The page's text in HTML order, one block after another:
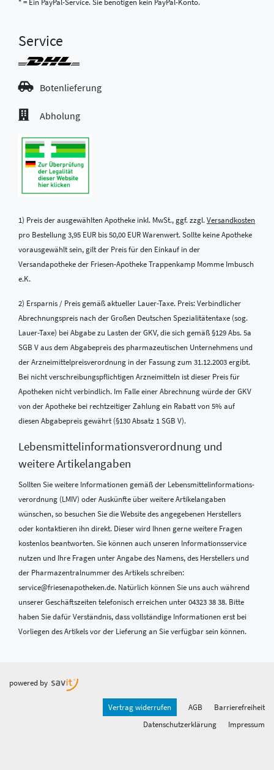
Service
Botenlieferung
Abholung
1) Preis der ausgewählten Apotheke inkl. MwSt., ggf. zzgl.Versandkosten
pro Bestellung 3,95 EUR bis 50,00 EUR Warenwert. Sollte keine Apotheke
vorausgewählt sein, gilt der Preis für den Einkauf in der
Versandapotheke der Friesen-Apotheke Trappenkamp Momme Imbusch
e.K.
2) Ersparnis / Preis gemäß aktueller Lauer-Taxe. Preis: Verbindlicher
Abrechnungspreis nach der Großen Deutschen Spezialitätentaxe (sog.
Lauer-Taxe) bei Abgabe zu Lasten der GKV, die sich gemäß §129 Abs. 5a
SGB V aus dem Abgabepreis des pharmazeutischen Unternehmens und
der Arzneimittelpreisverordnung in der Fassung zum 31.12.2003 ergibt.
Bei nicht verschreibungspflichtigen Arzneimitteln ist dieser Preis für
Apotheken nicht verbindlich. Im Falle einer Abrechnung würde der GKV
von der Apotheke bei rechtzeitiger Zahlung ein Rabatt von 5% auf
diesen Abgabepreis gewährt (§130 Absatz 1 SGB V).
Lebensmittel­informations­verordnung und
weitere Artikelangaben
Sollten Sie weitere Informationen gemäß der Lebensmittel­informations­
verordnung (LMIV) oder Auskünfte über weitere Artikelangaben
wünschen, so besuchen Sie die Website des angegebenen Herstellers
oder kontaktieren ihn direkt. Dieser wird Ihnen gerne weitere Fragen
kostenlos beantworten. Sie können auch unseren Informationsservice
nutzen und Ihre Fragen unter Angabe des Namens, des Herstellers und
der Pharmazentralnummer des Artikels schreiben:
service@friesenapotheken.de. Natürlich können Sie uns auch während
unserer Geschäftszeiten telefonisch erreichen unter 04323 38 38. Bitte
haben Sie dafür Verständnis, dass vollständige Informationen erst bei
Vorliegen des Artikels vor der Lieferung an Sie verfügbar sein können.
powered by
Vertrag widerrufen AGB
Barrierefreiheit
Datenschutzerklärung
Impressum